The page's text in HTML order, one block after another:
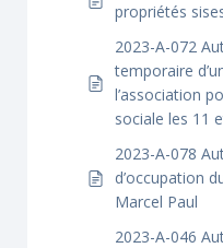
propriétés
2023-A-072
temporaire
l’association
sociale les 11
2023-A-078
d’occupation
Marcel Paul
2023-A-046